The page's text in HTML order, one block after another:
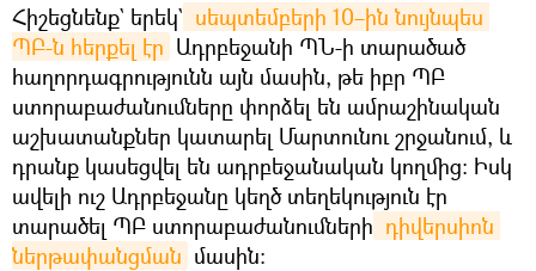
Հիշեցնենք` երեկ` սեպտեմբերի 10–ին նույնպես
ՊԲ-ն հերքել էր Ադրբեջանի ՊՆ-ի տարածած
հաղորդագրությունն այն մասին, թե իբր ՊԲ
ստորաբաժանումները փորձել են ամրաշինական
աշխատանքներ կատարել Մարտունու շրջանում, և
դրանք կասեցվել են ադրբեջանական կողմից։ Իսկ
ավելի ուշ Ադրբեջանը կեղծ տեղեկություն էր
տարածել ՊԲ ստորաբաժանումների դիվերսիոն
ներթափանցման մասին։